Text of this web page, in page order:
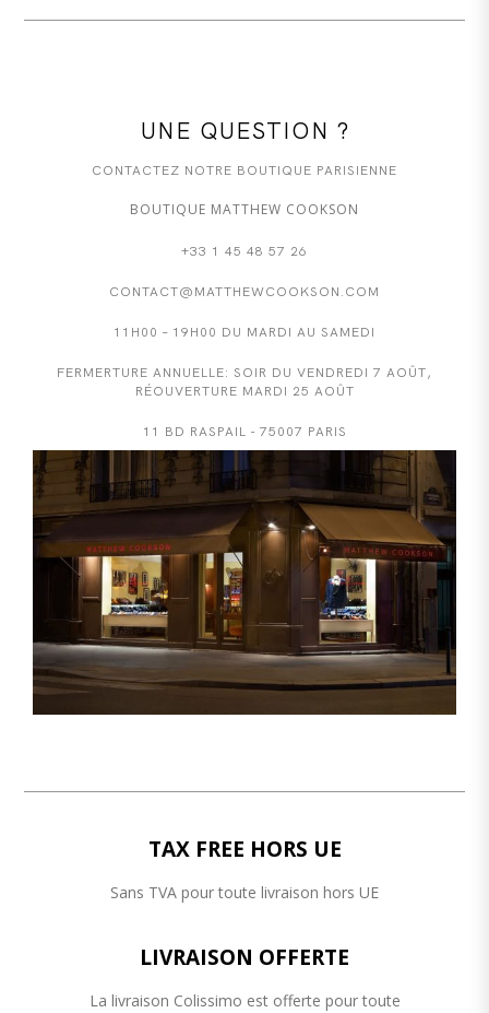
UNE QUESTION ?
CONTACTEZ NOTRE BOUTIQUE PARISIENNE
BOUTIQUE MATTHEW COOKSON
+33 1 45 48 57 26
CONTACT@MATTHEWCOOKSON.COM
11H00 – 19H00 DU MARDI AU SAMEDI
FERMERTURE ANNUELLE: SOIR DU VENDREDI 7 AOÛT,
RÉOUVERTURE MARDI 25 AOÛT
11 BD RASPAIL - 75007 PARIS
TAX FREE HORS UE
Sans TVA pour toute livraison hors UE
LIVRAISON OFFERTE
La livraison Colissimo est offerte pour toute